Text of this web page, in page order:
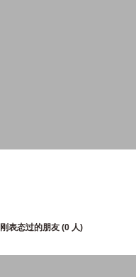
刚表态过的朋友 (0 人)